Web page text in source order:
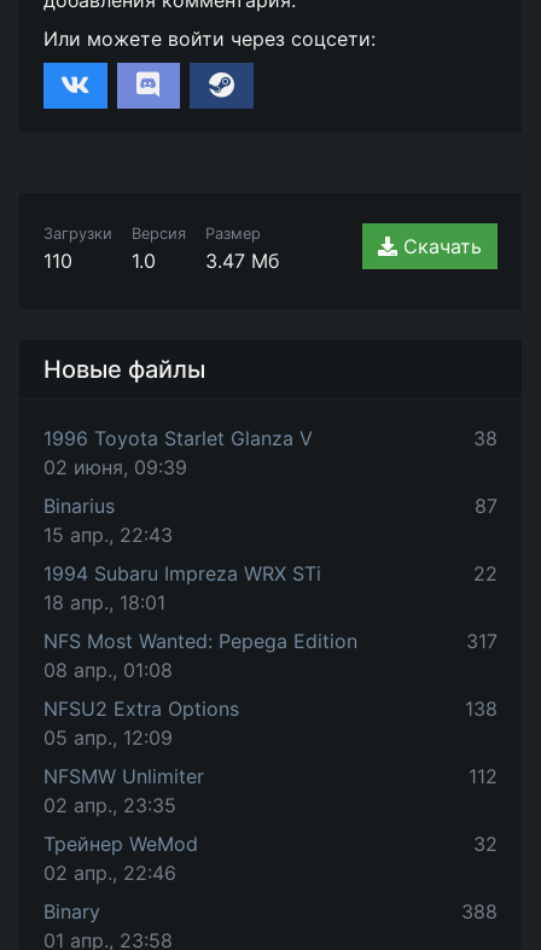
Или можете войти через соцсети:
Загрузки
110
Версия
1.0
Размер
3.47 Мб
Скачать
Новые файлы
1996 Toyota Starlet Glanza V
02 июня, 09:39
38
Binarius
15 апр., 22:43
87
1994 Subaru Impreza WRX STi
18 апр., 18:01
22
NFS Most Wanted: Pepega Edition
08 апр., 01:08
317
NFSU2 Extra Options
05 апр., 12:09
138
NFSMW Unlimiter
02 апр., 23:35
112
Трейнер WeMod
02 апр., 22:46
32
Binary
01 апр., 23:58
388